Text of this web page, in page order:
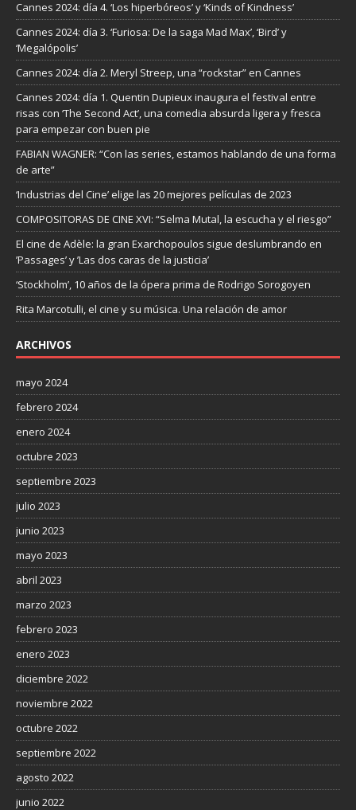
Cannes 2024: día 4. ‘Los hiperbóreos’ y ‘Kinds of Kindness’
Cannes 2024: día 3. ‘Furiosa: De la saga Mad Max’, ‘Bird’ y
‘Megalópolis’
Cannes 2024: día 2. Meryl Streep, una “rockstar” en Cannes
Cannes 2024: día 1. Quentin Dupieux inaugura el festival entre
risas con ‘The Second Act’, una comedia absurda ligera y fresca
para empezar con buen pie
FABIAN WAGNER: “Con las series, estamos hablando de una forma
de arte”
‘Industrias del Cine’ elige las 20 mejores películas de 2023
COMPOSITORAS DE CINE XVI: “Selma Mutal, la escucha y el riesgo”
El cine de Adèle: la gran Exarchopoulos sigue deslumbrando en
’Passages’ y ’Las dos caras de la justicia’
‘Stockholm’, 10 años de la ópera prima de Rodrigo Sorogoyen
Rita Marcotulli, el cine y su música. Una relación de amor
ARCHIVOS
mayo 2024
febrero 2024
enero 2024
octubre 2023
septiembre 2023
julio 2023
junio 2023
mayo 2023
abril 2023
marzo 2023
febrero 2023
enero 2023
diciembre 2022
noviembre 2022
octubre 2022
septiembre 2022
agosto 2022
junio 2022